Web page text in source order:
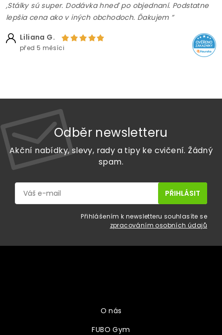
,Stálky sú super. Dodávka hneď po objednaní. Podstatne
lepšia cena ako v iných obchodoch. Ďakujem ”
Liliana G.
před 5 měsíci
Odběr newsletteru
Akční nabídky, slevy, rady a tipy ke cvičení. Žádný
spam.
Přihlášením k newsletteru souhlasíte se
zpracováním osobních údajů
O nás
FUBO Gym